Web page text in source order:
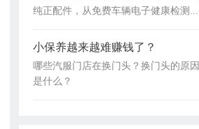
纯正配件，从免费车辆电子健康检测...
小保养越来越难赚钱了？
哪些汽服门店在换门头？换门头的原因
是什么？